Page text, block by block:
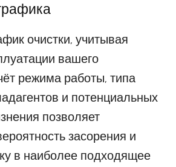
очистки, учитывая
вашего
режима работы, типа
и потенциальных
позволяет
засорения и
в наиболее подходящее